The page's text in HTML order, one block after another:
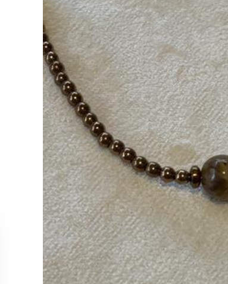
MÜŞTERİ HİZMETLERİ
Bize Ulaşın
Sipariş Takibi
İade ve İptal Koşulları
Satış Noktalarımız